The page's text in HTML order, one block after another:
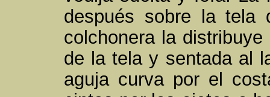
después sobre la tela
colchonera la
de la tela y sentada al
aguja curva por el